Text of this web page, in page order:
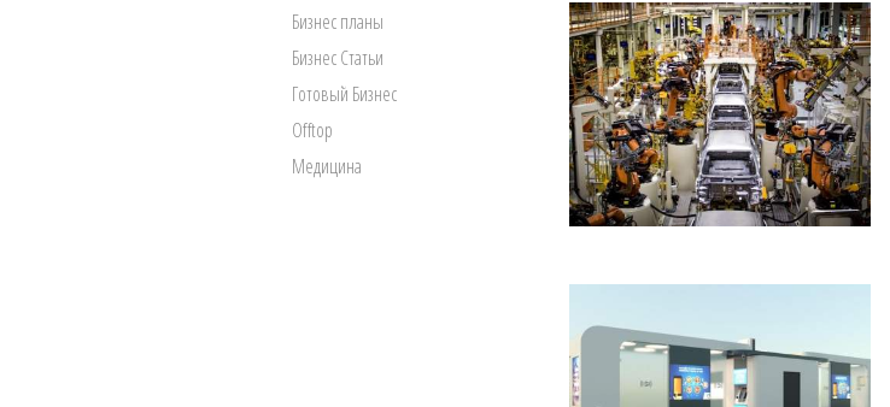
Бизнес планы
Бизнес Статьи
Готовый Бизнес
Offtop
Медицина